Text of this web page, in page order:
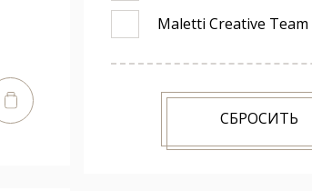
Maletti Creative Team
СБРОСИТЬ